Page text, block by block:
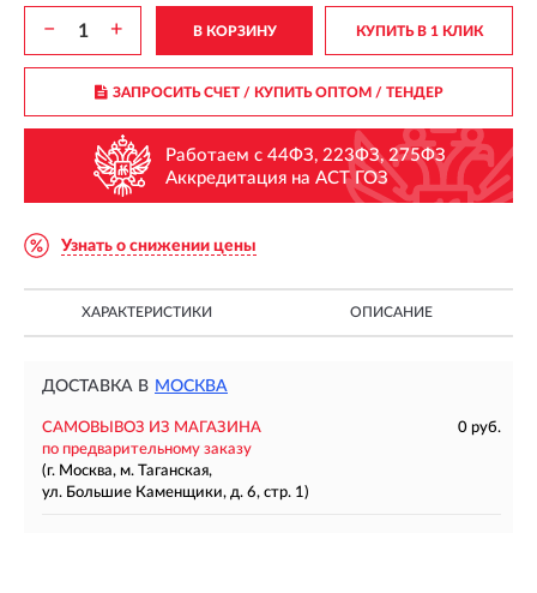
− + В КОРЗИНУ КУПИТЬ В 1 КЛИК
ЗАПРОСИТЬ СЧЕТ / КУПИТЬ ОПТОМ/ ТЕНДЕР
Работаем с 44ФЗ, 223ФЗ, 275ФЗ
Аккредитация на АСТ ГОЗ
Узнать о снижении цены
ХАРАКТЕРИСТИКИ ОПИСАНИЕ
ДОСТАВКА В МОСКВА
САМОВЫВОЗ ИЗ МАГАЗИНА
0 руб.
по предварительному заказу
(г. Москва, м. Таганская,
ул. Большие Каменщики, д. 6, стр. 1)